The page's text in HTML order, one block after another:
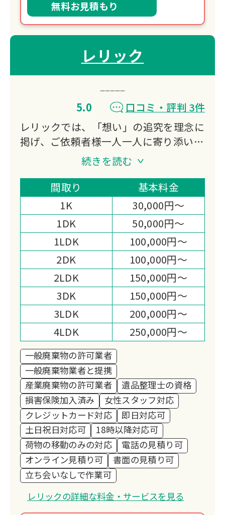
無料お見積もり
レリック
5.0
口コミ・評判 3件
レリックでは、「想い」の追究を理念に
掲げ、ご依頼者様一人一人に寄り添い、
最善のご提案と丁寧な家財整理をお約束
家財整理（生前の想い出整理・空家整
理・相続支援整理・遺品整理）を通し
て、地域社会福祉へも目を向け、生活困
窮者の方をはじめとし、各団体様への寄
付活動をすることにより、より一層、お
客様へのサービス向上に取り組む姿勢で
務めております。
続きを読む
間取り
基本料金
1K
30,000円～
1DK
50,000円～
1LDK
100,000円～
2DK
100,000円～
2LDK
150,000円～
3DK
150,000円～
3LDK
200,000円～
4LDK
250,000円～
一般廃棄物の許可業者
一般廃棄物業者と提携
産業廃棄物の許可業者
遺品整理士の資格
損害保険加入済み
女性スタッフ対応
クレジットカード対応
即日対応可
土日祝日対応可
18時以降対応可
荷物の移動のみの対応
電話の見積り可
オンライン見積り可
書面の見積り可
立ち会いなしで作業可
レリックの詳細な料金・サービスを見る